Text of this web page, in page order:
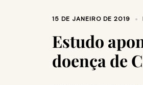
15 DE JANEIRO DE 2019
Estudo
doença de